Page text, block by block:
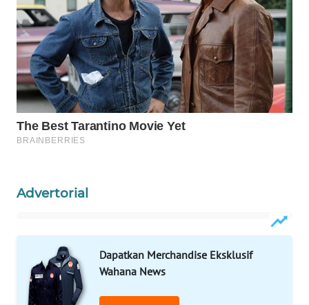
Advertorial
Dapatkan Merchandise Eksklusif
Wahana News
WAHANA
NEWS
WAHANA
TANI
WAHANA
ADVOKAT
INFRASTRUKTUR
KONSUMEN
WAHANA
LISTRIK